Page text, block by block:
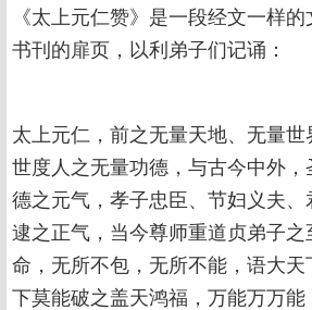
《太上元仁赞》是一段经文一样
书刊的扉页，以利弟子们记诵：
太上元仁，前之无量天地、无量
世度人之无量功德，与古今中外，
德之元气，孝子忠臣、节妇义夫、
逮之正气，当今尊师重道贞弟子之
命，无所不包，无所不能，语大天
下莫能破之盖天鸿福，万能万万